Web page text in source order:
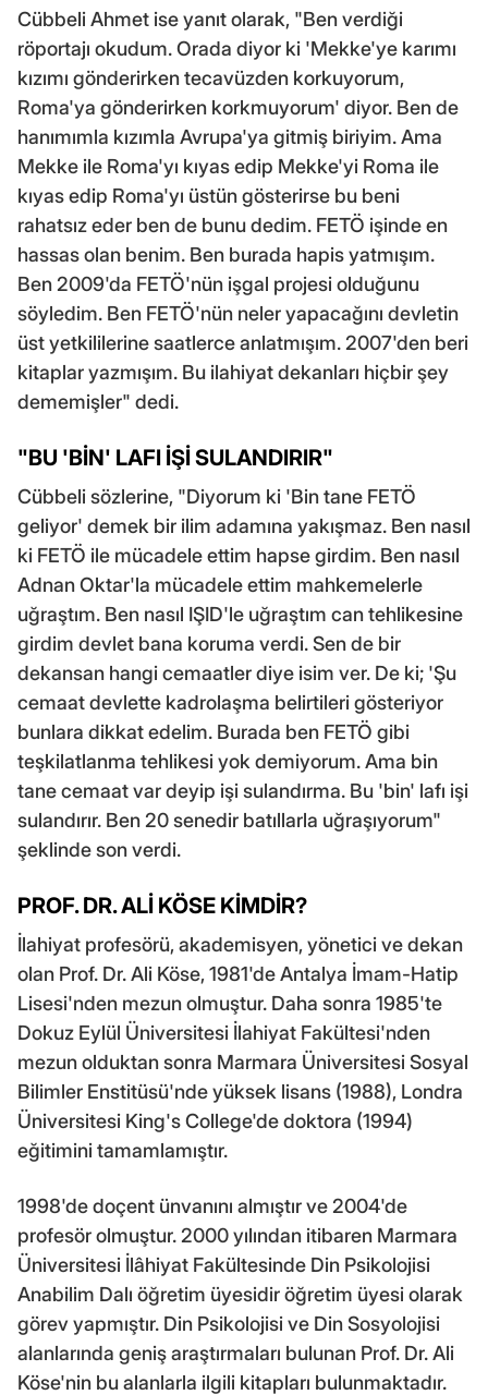
Cübbeli Ahmet ise yanıt olarak, "Ben verdiği
röportajı okudum. Orada diyor ki 'Mekke'ye karımı
kızımı gönderirken tecavüzden korkuyorum,
Roma'ya gönderirken korkmuyorum' diyor. Ben de
hanımımla kızımla Avrupa'ya gitmiş biriyim. Ama
Mekke ile Roma'yı kıyas edip Mekke'yi Roma ile
kıyas edip Roma'yı üstün gösterirse bu beni
rahatsız eder ben de bunu dedim. FETÖ işinde en
hassas olan benim. Ben burada hapis yatmışım.
Ben 2009'da FETÖ'nün işgal projesi olduğunu
söyledim. Ben FETÖ'nün neler yapacağını devletin
üst yetkililerine saatlerce anlatmışım. 2007'den beri
kitaplar yazmışım. Bu ilahiyat dekanları hiçbir şey
dememişler" dedi.
"BU 'BİN' LAFI İŞİ SULANDIRIR"
Cübbeli sözlerine, "Diyorum ki 'Bin tane FETÖ
geliyor' demek bir ilim adamına yakışmaz. Ben nasıl
ki FETÖ ile mücadele ettim hapse girdim. Ben nasıl
Adnan Oktar'la mücadele ettim mahkemelerle
uğraştım. Ben nasıl IŞID'le uğraştım can tehlikesine
girdim devlet bana koruma verdi. Sen de bir
dekansan hangi cemaatler diye isim ver. De ki; 'Şu
cemaat devlette kadrolaşma belirtileri gösteriyor
bunlara dikkat edelim. Burada ben FETÖ gibi
teşkilatlanma tehlikesi yok demiyorum. Ama bin
tane cemaat var deyip işi sulandırma. Bu 'bin' lafı işi
sulandırır. Ben 20 senedir batıllarla uğraşıyorum"
şeklinde son verdi.
PROF. DR. ALİ KÖSE KİMDİR?
İlahiyat profesörü, akademisyen, yönetici ve dekan
olan Prof. Dr. Ali Köse, 1981'de Antalya İmam-Hatip
Lisesi'nden mezun olmuştur. Daha sonra 1985'te
Dokuz Eylül Üniversitesi İlahiyat Fakültesi'nden
mezun olduktan sonra Marmara Üniversitesi Sosyal
Bilimler Enstitüsü'nde yüksek lisans (1988), Londra
Üniversitesi King's College'de doktora (1994)
eğitimini tamamlamıştır.
1998'de doçent ünvanını almıştır ve 2004'de
profesör olmuştur. 2000 yılından itibaren Marmara
Üniversitesi İlâhiyat Fakültesinde Din Psikolojisi
Anabilim Dalı öğretim üyesidir öğretim üyesi olarak
görev yapmıştır. Din Psikolojisi ve Din Sosyolojisi
alanlarında geniş araştırmaları bulunan Prof. Dr. Ali
Köse'nin bu alanlarla ilgili kitapları bulunmaktadır.